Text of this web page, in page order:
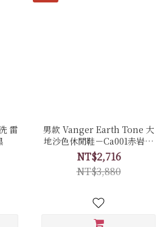
雷
男款 Vanger Earth Tone 大
地沙色休閒鞋－Ca001赤岩色
(牛皮拼接磨砂皮)
NT$2,716
NT$3,880